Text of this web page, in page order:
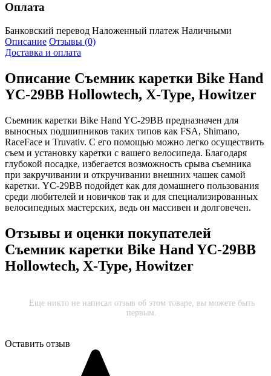
Оплата
Банковский перевод Наложенный платеж Наличными
Описание Отзывы (0)
Доставка и оплата
Описание Съемник каретки Bike Hand
YC-29BB Hollowtech, X-Type, Howitzer
Съемник каретки Bike Hand YC-29BB предназначен для
выносных подшипников таких типов как FSA, Shimano,
RaceFace и Truvativ. С его помощью можно легко осуществить
съем и установку каретки с вашего велосипеда. Благодаря
глубокой посадке, избегается возможность срыва съемника
при закручивании и откручивании внешних чашек самой
каретки. YC-29BB подойдет как для домашнего пользования
среди любителей и новичков так и для специализированных
велосипедных мастерских, ведь он массивен и долговечен.
Отзывы и оценки покупателей
Съемник каретки Bike Hand YC-29BB
Hollowtech, X-Type, Howitzer
Еще никто не написал отзыв об этом товаре, вы можете быть
первым.
Оставить отзыв